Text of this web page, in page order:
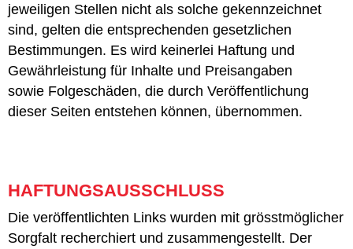
jeweiligen Stellen nicht als solche gekennzeichnet
sind, gelten die entsprechenden gesetzlichen
Bestimmungen. Es wird keinerlei Haftung und
Gewährleistung für Inhalte und Preisangaben
sowie Folgeschäden, die durch Veröffentlichung
dieser Seiten entstehen können, übernommen.
HAFTUNGSAUSSCHLUSS
Die veröffentlichten Links wurden mit grösstmöglicher
Sorgfalt recherchiert und zusammengestellt. Der